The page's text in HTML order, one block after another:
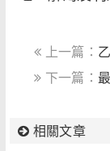
上一篇：
下一篇：
相關文章